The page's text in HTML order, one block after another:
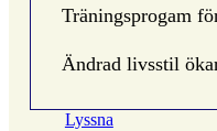
Träningsprogam
Ändrad livsstil
Lyssna